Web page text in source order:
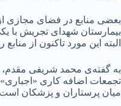
بعضی منابع در فضای مجازی
بیمارستان شهدای تجریش با
البته این مورد تاکنون از
به گفته‌ی محمد شریفی مقدم،
تجمعات اضافه کاری
میان پرستاران و پزشکان